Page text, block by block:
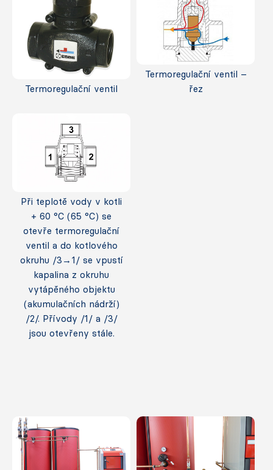
Termoregulační ventil
Termoregulační ventil –
řez
Při teplotě vody v kotli
+ 60 °C (65 °C) se
otevře termoregulační
ventil a do kotlového
okruhu /3→1/ se vpustí
kapalina z okruhu
vytápěného objektu
(akumulačních nádrží)
/2/. Přívody /1/ a /3/
jsou otevřeny stále.